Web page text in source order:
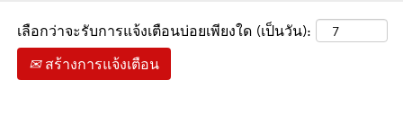
เลือกว่าจะรับการแจ้งเตือนบ่อยเพียงใด (เป็นวัน):
สร้างการแจ้งเตือน